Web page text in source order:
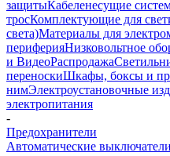
защитыКабеленесущие
тросКомплектующие для
света)Материалы для
периферияНизковольтное
и ВидеоРаспродажа
переноскиШкафы, боксы и
нимЭлектроустановочные
электропитания
-
Предохранители
Автоматические